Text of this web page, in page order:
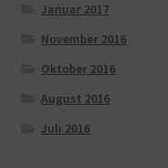
Januar 2017
November 2016
Oktober 2016
August 2016
Juli 2016